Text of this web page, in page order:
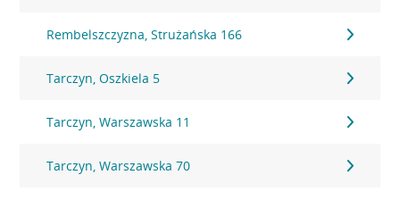
Rembelszczyzna, Strużańska 166
Tarczyn, Oszkiela 5
Tarczyn, Warszawska 11
Tarczyn, Warszawska 70